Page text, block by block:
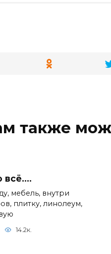
также
всё….
мебель, внутри
плитку, линолеум,
14.2к.